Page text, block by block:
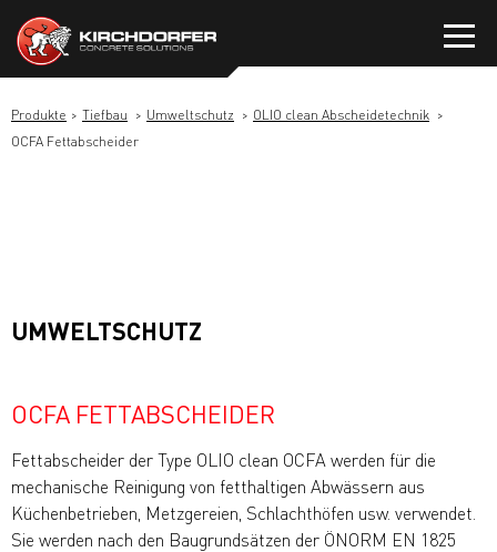
Inhalt
springen
Produkte Tiefbau Umweltschutz
OLIO clean Abscheidetechnik
OCFA Fettabscheider
UMWELTSCHUTZ
OCFA FETTABSCHEIDER
Fettabscheider der Type OLIO clean OCFA werden für die
mechanische Reinigung von fetthaltigen Abwässern aus
Küchenbetrieben, Metzgereien, Schlachthöfen usw. verwendet.
Sie werden nach den Baugrundsätzen der ÖNORM EN 1825